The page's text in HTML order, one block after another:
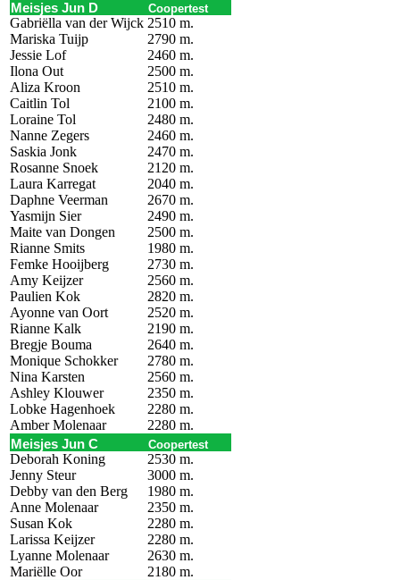
Meisjes Jun D Coopertest
Gabriëlla van der Wijck 2510 m.
Mariska Tuijp
2790 m.
Jessie Lof
2460 m.
Ilona Out
2500 m.
Aliza Kroon
2510 m.
Caitlin Tol
2100 m.
Loraine Tol
2480 m.
Nanne Zegers
2460 m.
Saskia Jonk
2470 m.
Rosanne Snoek
2120 m.
Laura Karregat
2040 m.
Daphne Veerman
2670 m.
Yasmijn Sier
2490 m.
Maite van Dongen
2500 m.
Rianne Smits
1980 m.
Femke Hooijberg
2730 m.
Amy Keijzer
2560 m.
Paulien Kok
2820 m.
Ayonne van Oort
2520 m.
Rianne Kalk
2190 m.
Bregje Bouma
2640 m.
Monique Schokker
2780 m.
Nina Karsten
2560 m.
Ashley Klouwer
2350 m.
Lobke Hagenhoek
2280 m.
Amber Molenaar
2280 m.
Meisjes Jun C Coopertest
Deborah Koning
2530 m.
Jenny Steur
3000 m.
Debby van den Berg
1980 m.
Anne Molenaar
2350 m.
Susan Kok
2280 m.
Larissa Keijzer
2280 m.
Lyanne Molenaar
2630 m.
Mariëlle Oor
2180 m.